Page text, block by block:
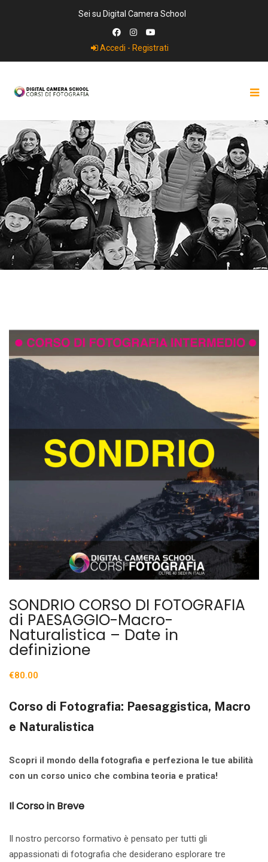
Sei su Digital Camera School
Accedi - Registrati
SONDRIO CORSO DI FOTOGRAFIA
di PAESAGGIO-Macro-
Naturalistica – Date in
definizione
€80.00
Corso di Fotografia: Paesaggistica, Macro
e Naturalistica
Scopri il mondo della fotografia e perfeziona le tue abilità
con un corso unico che combina teoria e pratica!
Il Corso in Breve
Il nostro percorso formativo è pensato per tutti gli
appassionati di fotografia che desiderano esplorare tre